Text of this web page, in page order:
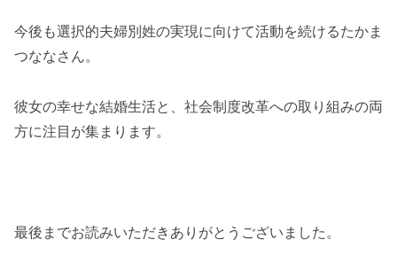
今後も選択的夫婦別姓の実現に向けて活動を続けるたかま
つななさん。
彼女の幸せな結婚生活と、社会制度改革への取り組みの両
方に注目が集まります。
最後までお読みいただきありがとうございました。